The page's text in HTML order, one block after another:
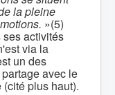
la pleine
»(5)
activités
via la
un des
avec le
plus haut).